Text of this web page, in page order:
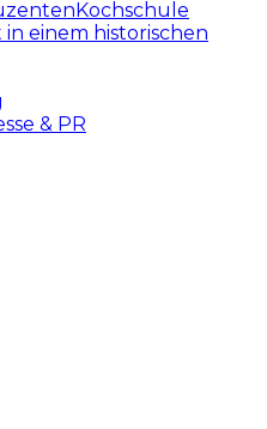
Kochschule
einem historischen
& PR